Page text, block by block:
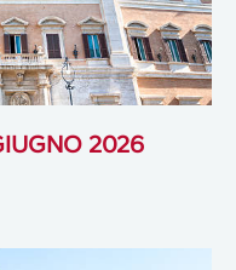
2026